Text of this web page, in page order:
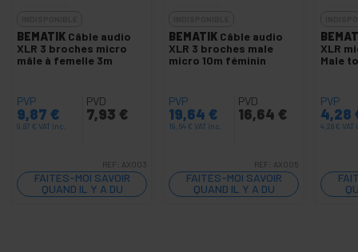
BEMATIK Câble audio
XLR 3 broches micro
mâle à femelle 3m
PVP
9,87 €
9,87 € VAT inc.
PVD
7,93 €
REF: AX003
FAITES-MOI SAVOIR
QUAND IL Y A DU
STOCK
BEMATIK Câble audio
XLR 3 broches male
micro 10m féminin
PVP
19,64 €
19,64 € VAT inc.
PVD
16,64 €
REF: AX005
FAITES-MOI SAVOIR
QUAND IL Y A DU
STOCK
XLR
Male
PVP
4,28
4,28 € VAT